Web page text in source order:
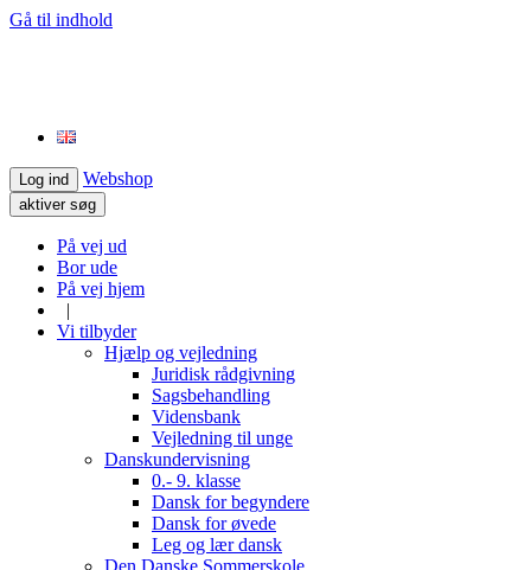
Gå til indhold
Log ind Webshop
aktiver søg
På vej ud
Bor ude
På vej hjem
|
Vi tilbyder
Hjælp og vejledning
Juridisk rådgivning
Sagsbehandling
Vidensbank
Vejledning til unge
Danskundervisning
0.- 9. klasse
Dansk for begyndere
Dansk for øvede
Leg og lær dansk
Den Danske Sommerskole